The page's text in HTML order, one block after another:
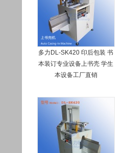
多力DL-SK420 印后包装 书
本装订专业设备上书壳 学生
本设备工厂直销